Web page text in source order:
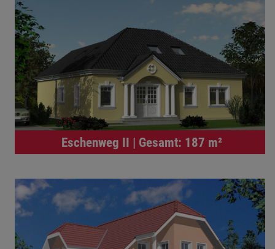
Eschenweg II | Gesamt: 187 m²